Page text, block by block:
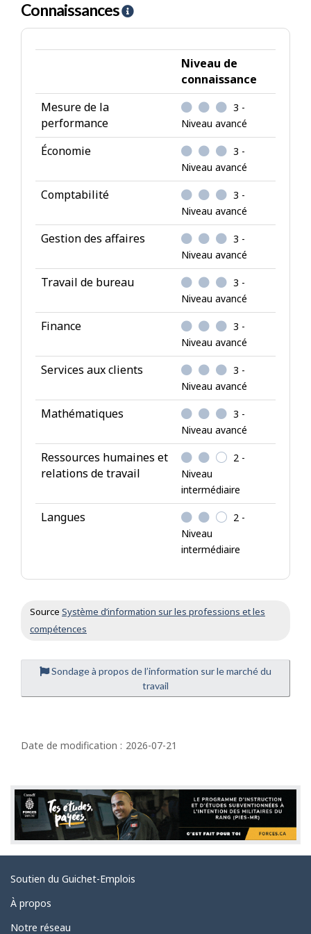
Connaissances
A
i
C
i
a
c
e
Niveau de
connaissance
Mesure de la
performance
3 -
Niveau avancé
Économie
3 -
Niveau avancé
Comptabilité
3 -
Niveau avancé
Gestion des affaires
3 -
Niveau avancé
Travail de bureau
3 -
Niveau avancé
Finance
3 -
Niveau avancé
Services aux clients
3 -
Niveau avancé
Mathématiques
3 -
Niveau avancé
Ressources humaines et
relations de travail
2 -
Niveau
intermédiaire
Langues
2 -
Niveau
intermédiaire
Source Système d’information sur les professions et les
compétences
Sondage à propos de l’information sur le marché du
travail
é
a
i
l
s
e
l
a
Date de modification : 2026-07-21
Liens
connexes
Soutien du Guichet-Emplois
À propos
Notre réseau